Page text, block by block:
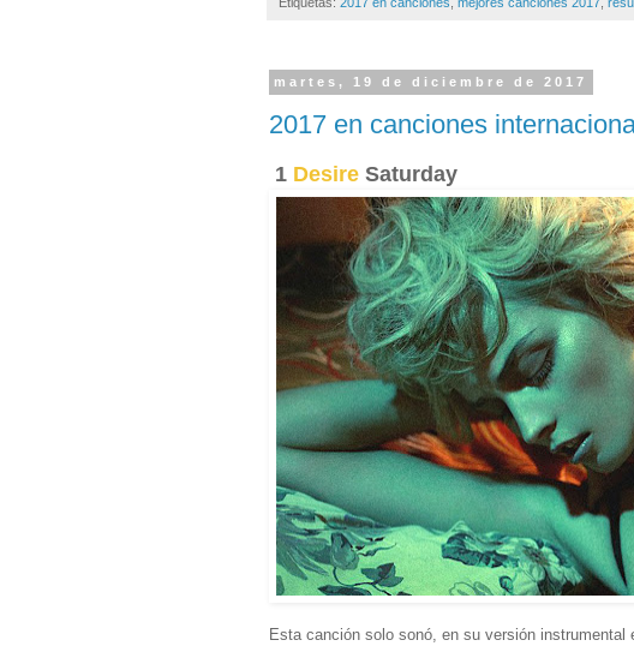
martes, 19 de diciembre de 2017
2017 en canciones
1 Desire Saturday
Esta canción solo sonó, en su versión